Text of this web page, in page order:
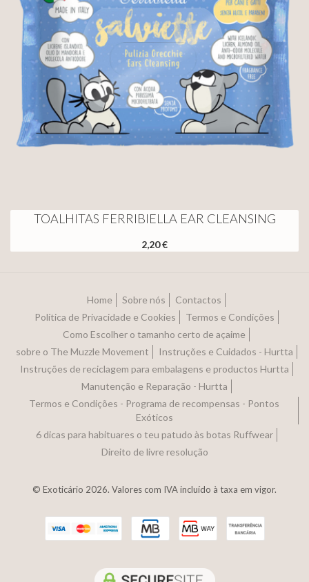
TOALHITAS FERRIBIELLA EAR CLEANSING
2,20 €
Home Sobre nós
Contactos
Política de Privacidade e Cookies
Termos e Condições
Como Escolher o tamanho certo de açaime
sobre o The Muzzle Movement
Instruções e Cuidados - Hurtta
Instruções de reciclagem para embalagens e productos Hurtta
Manutenção e Reparação - Hurtta
Termos e Condições - Programa de recompensas - Pontos
Exóticos
6 dicas para habituares o teu patudo às botas Ruffwear
Direito de livre resolução
© Exoticário 2026. Valores com IVA incluído à taxa em vigor.